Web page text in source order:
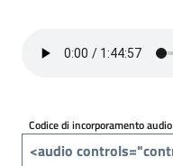
media
i
cittadini
Codice di incorporamento audio